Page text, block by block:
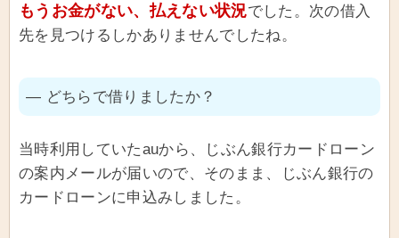
もうお金がない、払えない状況でした。次の借入
先を見つけるしかありませんでしたね。
― どちらで借りましたか？
当時利用していたauから、じぶん銀行カードローン
の案内メールが届いので、そのまま、じぶん銀行の
カードローンに申込みしました。